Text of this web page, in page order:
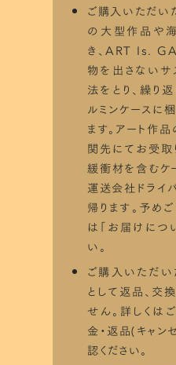
ご購入いただい
の大型作品や
き、ART Is.
物を出さない
法をとり、繰り
ルミンケースに
ます。アート作
関先にてお受取
緩衝材を含むケ
運送会社ドライ
帰ります。予め
は「お届けにつ
い。
ご購入いただ
として返品、交
せん。詳しくは
金・返品(キャン
認ください。
シミュレータ
ART Is.で取り扱
比率を画面上でシ
しむことが出来ます